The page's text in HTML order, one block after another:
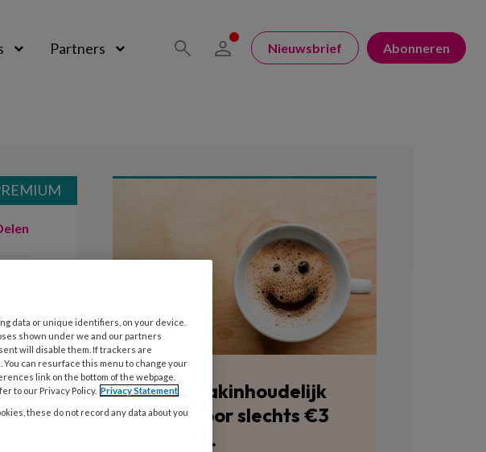
Partners Nieuwsbrief Abonneren
Blijf vakinhoudelijk
scherp voor slechts €3
per week.
data or unique identifiers, on your device.
shown under we and our partners
will disable them. If trackers are
You can resurface this menu to change your
link on the bottom of the webpage.
to our Privacy Policy. Privacy Statement
these do not record any data about you